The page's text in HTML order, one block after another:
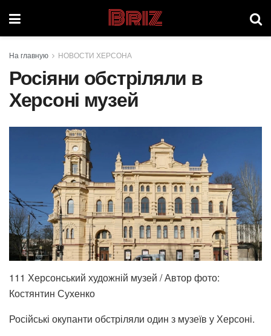
Briz
На главную НОВОСТИ ХЕРСОНА
Росіяни обстріляли в
Херсоні музей
111 Херсонський художній музей / Автор фото:
Костянтин Сухенко
Російські окупанти обстріляли один з музеїв у Херсоні.